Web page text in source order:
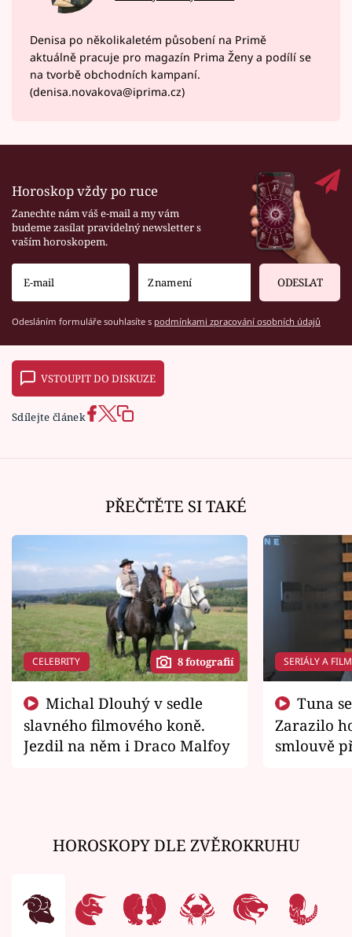
Denisa po několikaletém působení na Primě
aktuálně pracuje pro magazín Prima Ženy a podílí se
na tvorbě obchodních kampaní.
(denisa.novakova@iprima.cz)
Horoskop vždy po ruce
Zanechte nám váš e-mail a my vám
budeme zasílat pravidelný newsletter s
vaším horoskopem.
ODESLAT
Odesláním formuláře souhlasíte s podmínkami zpracování osobních údajů
VSTOUPIT DO DISKUZE
Sdílejte článek
PŘEČTĚTE SI TAKÉ
CELEBRITY 8 fotografií
slavného filmového koně.
Jezdil na něm i Draco Malfoy
SERIÁLY A
Zarazilo
smlouvě
HOROSKOPY DLE ZVĚROKRUHU